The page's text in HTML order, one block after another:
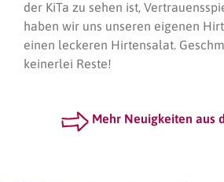
der KiTa zu sehen ist,
haben wir uns unseren eigenen
einen leckeren Hirtensalat.
keinerlei Reste!
Mehr Neuigkeiten aus